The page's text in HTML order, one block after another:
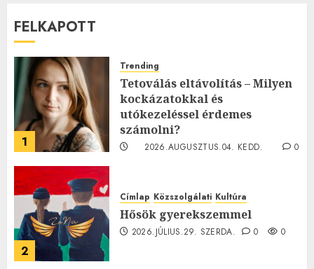
FELKAPOTT
1
Trending
Tetoválás eltávolítás – Milyen
kockázatokkal és
utókezeléssel érdemes
számolni?
2026.AUGUSZTUS.04. KEDD.
0
2
Címlap Közszolgálati Kultúra
Hősök gyerekszemmel
2026.JÚLIUS.29. SZERDA. 0 0